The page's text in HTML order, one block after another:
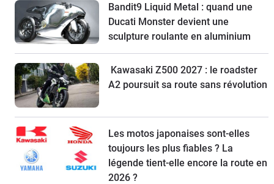
Bandit9 Liquid Metal : quand une
Ducati Monster devient une
sculpture roulante en aluminium
Kawasaki Z500 2027 : le roadster
A2 poursuit sa route sans révolution
Les motos japonaises sont-elles
toujours les plus fiables ? La
légende tient-elle encore la route en
2026 ?